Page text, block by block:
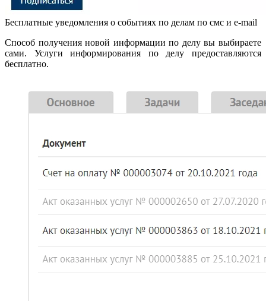
Бесплатные уведомления о событиях по делам по смс и e-mail
Способ получения новой информации по делу вы выбираете
сами. Услуги информирования по делу предоставляются
бесплатно.